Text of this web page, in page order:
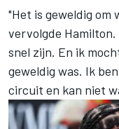
"Het is geweldig om
vervolgde Hamilton.
snel zijn. En ik
geweldig was. Ik
circuit en kan niet